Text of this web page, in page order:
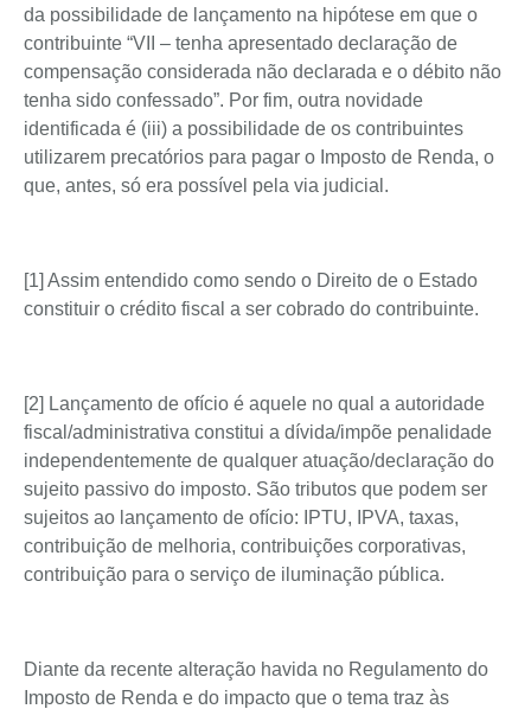
da possibilidade de lançamento na hipótese em que o
contribuinte “VII – tenha apresentado declaração de
compensação considerada não declarada e o débito não
tenha sido confessado”. Por fim, outra novidade
identificada é (iii) a possibilidade de os contribuintes
utilizarem precatórios para pagar o Imposto de Renda, o
que, antes, só era possível pela via judicial.
[1] Assim entendido como sendo o Direito de o Estado
constituir o crédito fiscal a ser cobrado do contribuinte.
[2] Lançamento de ofício é aquele no qual a autoridade
fiscal/administrativa constitui a dívida/impõe penalidade
independentemente de qualquer atuação/declaração do
sujeito passivo do imposto. São tributos que podem ser
sujeitos ao lançamento de ofício: IPTU, IPVA, taxas,
contribuição de melhoria, contribuições corporativas,
contribuição para o serviço de iluminação pública.
Diante da recente alteração havida no Regulamento do
Imposto de Renda e do impacto que o tema traz às